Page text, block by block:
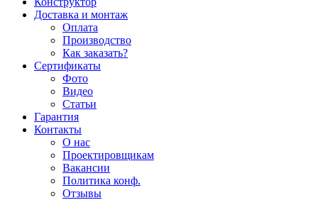
Доставка и монтаж
Оплата
Производство
Как заказать?
Сертификаты
Фото
Видео
Статьи
Гарантия
Контакты
О нас
Проектировщикам
Вакансии
Политика конф.
Отзывы